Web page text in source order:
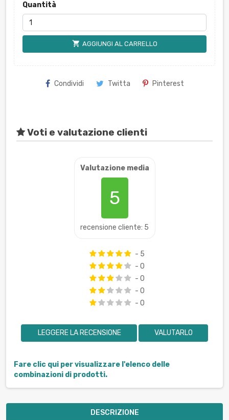
Quantità
shopping_cart AGGIUNGI AL CARRELLO
Condividi Twitta Pinterest
Voti e valutazione clienti
Valutazione media
5
recensione cliente: 5
- 5
- 0
- 0
- 0
- 0
LEGGERE LA RECENSIONE VALUTARLO
Fare clic qui per visualizzare l'elenco delle
combinazioni di prodotti.
DESCRIZIONE